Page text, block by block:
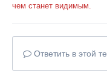
чем станет видимым.
Ответить в этой